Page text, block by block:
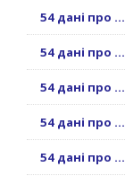
54 дані про ...
54 дані про ...
54 дані про ...
54 дані про ...
54 дані про ...